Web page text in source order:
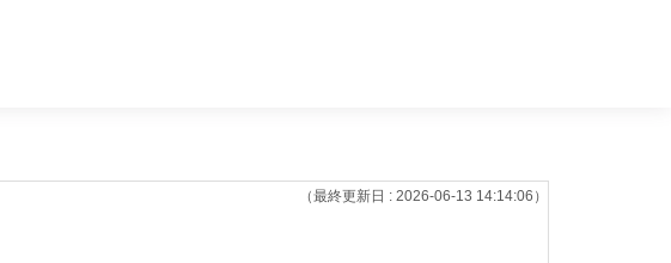
（最終更新日 : 2026-06-13 14:14:06）